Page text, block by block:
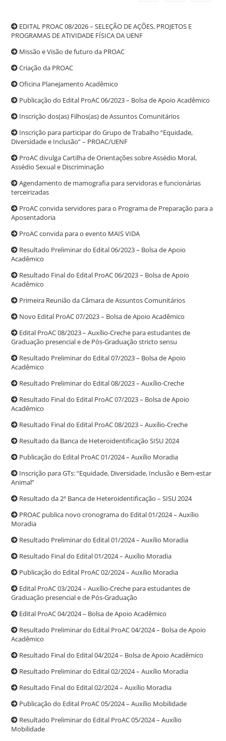
EDITAL PROAC 08/2026 – SELEÇÃO DE AÇÕES, PROJETOS E
PROGRAMAS DE ATIVIDADE FÍSICA DA UENF
Missão e Visão de futuro da PROAC
Criação da PROAC
Oficina Planejamento Acadêmico
Publicação do Edital ProAC 06/2023 – Bolsa de Apoio Acadêmico
Inscrição dos(as) Filhos(as) de Assuntos Comunitários
Inscrição para participar do Grupo de Trabalho “Equidade,
Diversidade e Inclusão” – PROAC/UENF
ProAC divulga Cartilha de Orientações sobre Assédio Moral,
Assédio Sexual e Discriminação
Agendamento de mamografia para servidoras e funcionárias
terceirizadas
ProAC convida servidores para o Programa de Preparação para a
Aposentadoria
ProAC convida para o evento MAIS VIDA
Resultado Preliminar do Edital 06/2023 – Bolsa de Apoio
Acadêmico
Resultado Final do Edital ProAC 06/2023 – Bolsa de Apoio
Acadêmico
Primeira Reunião da Câmara de Assuntos Comunitários
Novo Edital ProAC 07/2023 – Bolsa de Apoio Acadêmico
Edital ProAC 08/2023 – Auxílio-Creche para estudantes de
Graduação presencial e de Pós-Graduação stricto sensu
Resultado Preliminar do Edital 07/2023 – Bolsa de Apoio
Acadêmico
Resultado Preliminar do Edital 08/2023 – Auxílio-Creche
Resultado Final do Edital ProAC 07/2023 – Bolsa de Apoio
Acadêmico
Resultado Final do Edital ProAC 08/2023 – Auxílio-Creche
Resultado da Banca de Heteroidentificação SISU 2024
Publicação do Edital ProAC 01/2024 – Auxílio Moradia
Inscrição para GTs: “Equidade, Diversidade, Inclusão e Bem-estar
Animal”
Resultado da 2ª Banca de Heteroidentificação – SISU 2024
PROAC publica novo cronograma do Edital 01/2024 – Auxílio
Moradia
Resultado Preliminar do Edital 01/2024 – Auxílio Moradia
Resultado Final do Edital 01/2024 – Auxílio Moradia
Publicação do Edital ProAC 02/2024 – Auxílio Moradia
Edital ProAC 03/2024 – Auxílio-Creche para estudantes de
Graduação presencial e de Pós-Graduação
Edital ProAC 04/2024 – Bolsa de Apoio Acadêmico
Resultado Preliminar do Edital ProAC 04/2024 – Bolsa de Apoio
Acadêmico
Resultado Final do Edital 04/2024 – Bolsa de Apoio Acadêmico
Resultado Preliminar do Edital 02/2024 – Auxílio Moradia
Resultado Final do Edital 02/2024 – Auxílio Moradia
Publicação do Edital ProAC 05/2024 – Auxílio Mobilidade
Resultado Preliminar do Edital ProAC 05/2024 – Auxílio
Mobilidade